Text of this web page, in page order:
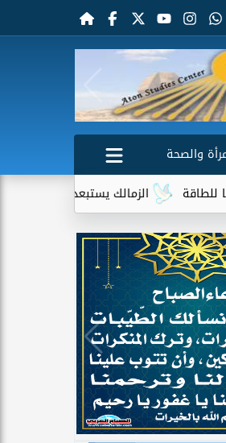
والصحة
الزمالك يستبعد 4 لاعبين شباب من حساباته في الموسم الجديد